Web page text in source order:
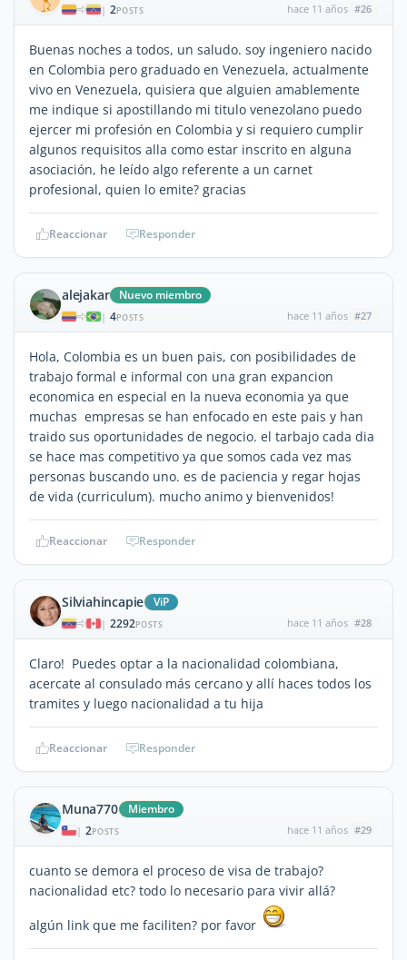
| 2POSTS hace 11 años #26
Buenas noches a todos, un saludo. soy ingeniero nacido
en Colombia pero graduado en Venezuela, actualmente
vivo en Venezuela, quisiera que alguien amablemente
me indique si apostillando mi titulo venezolano puedo
ejercer mi profesión en Colombia y si requiero cumplir
algunos requisitos alla como estar inscrito en alguna
asociación, he leído algo referente a un carnet
profesional, quien lo emite? gracias
Reaccionar Responder
alejakar Nuevo miembro
| 4POSTS hace 11 años #27
Hola, Colombia es un buen pais, con posibilidades de
trabajo formal e informal con una gran expancion
economica en especial en la nueva economia ya que
muchas empresas se han enfocado en este pais y han
traido sus oportunidades de negocio. el tarbajo cada dia
se hace mas competitivo ya que somos cada vez mas
personas buscando uno. es de paciencia y regar hojas
de vida (curriculum). mucho animo y bienvenidos!
Reaccionar Responder
Silviahincapie ViP
| 2292POSTS hace 11 años #28
Claro! Puedes optar a la nacionalidad colombiana,
acercate al consulado más cercano y allí haces todos los
tramites y luego nacionalidad a tu hija
Reaccionar Responder
Muna770 Miembro
| 2POSTS hace 11 años #29
cuanto se demora el proceso de visa de trabajo?
nacionalidad etc? todo lo necesario para vivir allá?
algún link que me faciliten? por favor